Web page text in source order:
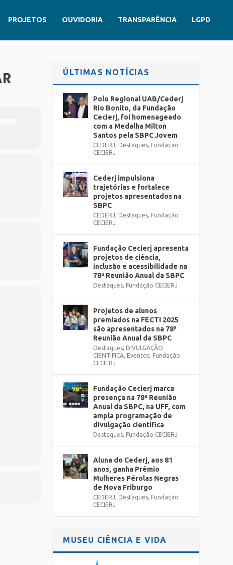
PROJETOS OUVIDORIA TRANSPARÊNCIA LGPD
ÚLTIMAS NOTÍCIAS
Polo Regional UAB/Cederj
Rio Bonito, da Fundação
Cecierj, foi homenageado
com a Medalha Milton
Santos pela SBPC Jovem
CEDERJ, Destaques, Fundação
CECIERJ
Cederj impulsiona
trajetórias e fortalece
projetos apresentados na
SBPC
CEDERJ, Destaques, Fundação
CECIERJ
Fundação Cecierj apresenta
projetos de ciência,
inclusão e acessibilidade na
78ª Reunião Anual da SBPC
Destaques, Fundação CECIERJ
Projetos de alunos
premiados na FECTI 2025
são apresentados na 78ª
Reunião Anual da SBPC
Destaques, DIVULGAÇÃO
CIENTÍFICA, Eventos, Fundação
CECIERJ
Fundação Cecierj marca
presença na 78ª Reunião
Anual da SBPC, na UFF, com
ampla programação de
divulgação científica
Destaques, Fundação CECIERJ
Aluna do Cederj, aos 81
anos, ganha Prêmio
Mulheres Pérolas Negras
de Nova Friburgo
CEDERJ, Destaques, Fundação
CECIERJ
MUSEU CIÊNCIA E VIDA